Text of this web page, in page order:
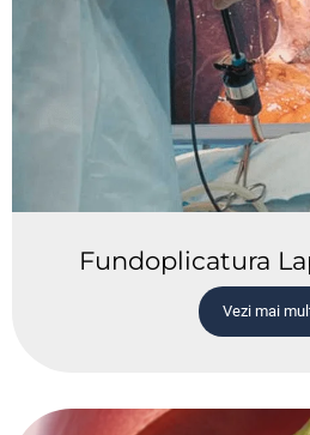
Fundoplicatura
Vezi mai